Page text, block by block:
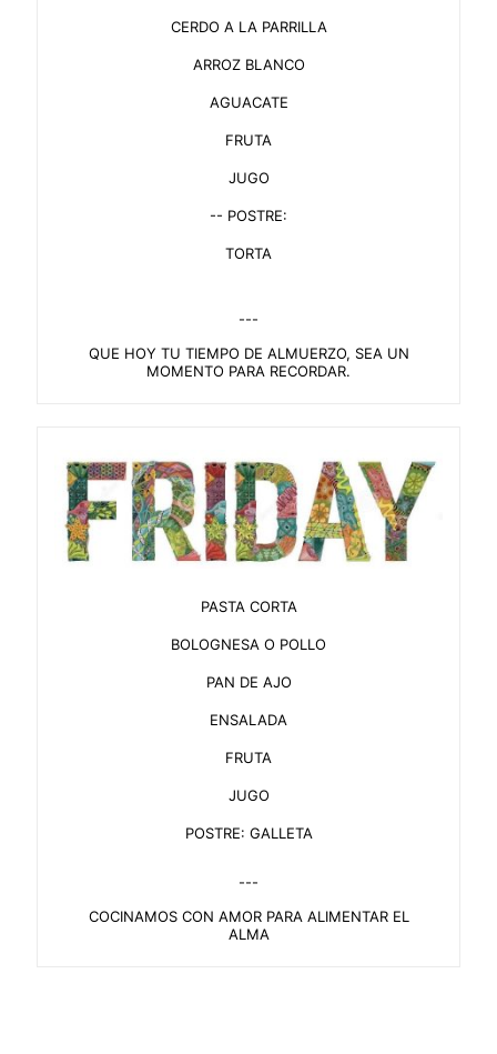
CERDO A LA PARRILLA
ARROZ BLANCO
AGUACATE
FRUTA
JUGO
-- POSTRE:
TORTA
---
QUE HOY TU TIEMPO DE ALMUERZO, SEA UN
MOMENTO PARA RECORDAR.
PASTA CORTA
BOLOGNESA O POLLO
PAN DE AJO
ENSALADA
FRUTA
JUGO
POSTRE: GALLETA
---
COCINAMOS CON AMOR PARA ALIMENTAR EL
ALMA